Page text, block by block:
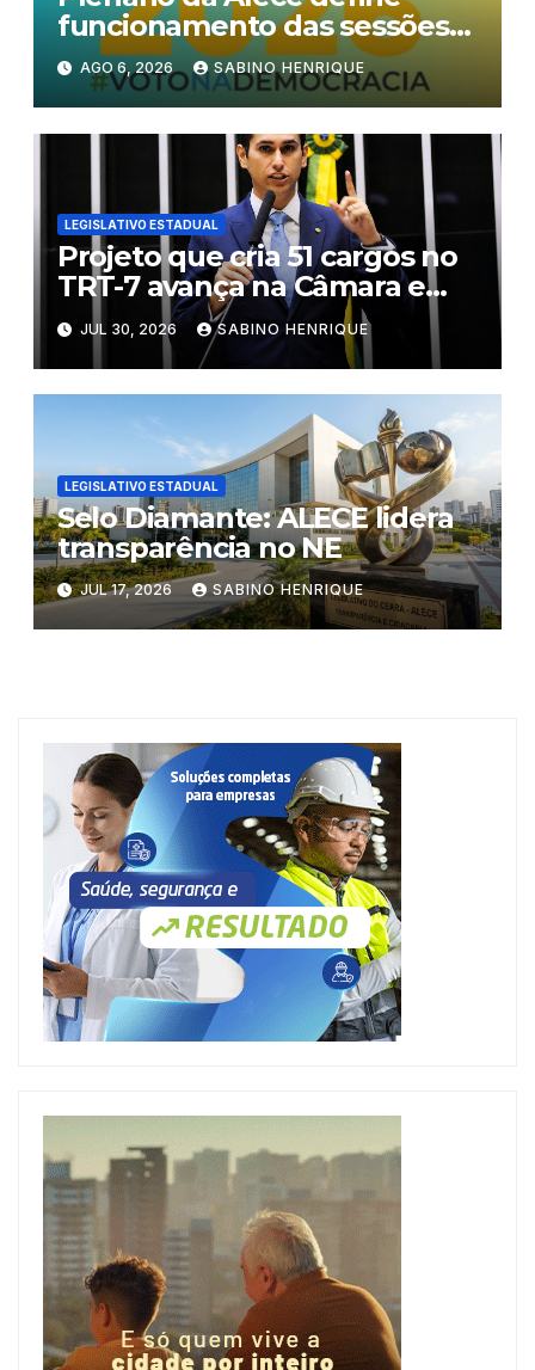
funcionamento das sessões
durante o período eleitoral
AGO 6, 2026 SABINO HENRIQUE
LEGISLATIVO ESTADUAL
Projeto que cria 51 cargos no
TRT-7 avança na Câmara e
segue ao Plenário
JUL 30, 2026 SABINO HENRIQUE
LEGISLATIVO ESTADUAL
Selo Diamante: ALECE lidera
transparência no NE
JUL 17, 2026 SABINO HENRIQUE